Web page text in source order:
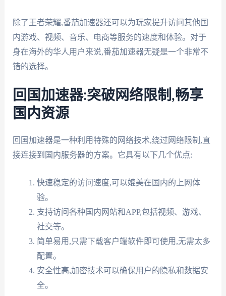
除了王者荣耀,番茄加速器还可以为玩家提升访问其他国
内游戏、视频、音乐、电商等服务的速度和体验。对于
身在海外的华人用户来说,番茄加速器无疑是一个非常不
错的选择。
回国加速器:突破网络限制,畅享
国内资源
回国加速器是一种利用特殊的网络技术,绕过网络限制,直
接连接到国内服务器的方案。它具有以下几个优点:
快速稳定的访问速度,可以媲美在国内的上网体
验。
支持访问各种国内网站和APP,包括视频、游戏、
社交等。
简单易用,只需下载客户端软件即可使用,无需太多
配置。
安全性高,加密技术可以确保用户的隐私和数据安
全。